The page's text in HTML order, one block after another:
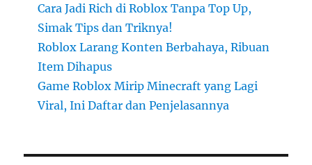
Cara Jadi Rich di Roblox Tanpa Top Up,
Simak Tips dan Triknya!
Roblox Larang Konten Berbahaya, Ribuan
Item Dihapus
Game Roblox Mirip Minecraft yang Lagi
Viral, Ini Daftar dan Penjelasannya